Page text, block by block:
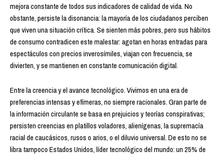
mejora constante de todos sus indicadores de calidad de vida. No
obstante, persiste la disonancia: la mayoría de los ciudadanos perciben
que viven una situación crítica. Se sienten más pobres, pero sus hábitos
de consumo contradicen este malestar: agotan en horas entradas para
espectáculos con precios inverosímiles, viajan con frecuencia, se
divierten, y se mantienen en constante comunicación digital.
Entre la creencia y el avance tecnológico. Vivimos en una era de
preferencias intensas y efímeras, no siempre racionales. Gran parte de
la información circulante se basa en prejuicios y teorías conspirativas;
persisten creencias en platillos voladores, alienígenas, la supremacía
racial de caucásicos, rusos o arios, o el diluvio universal. De esto no se
libra tampoco Estados Unidos, líder tecnológico del mundo: un 25% de